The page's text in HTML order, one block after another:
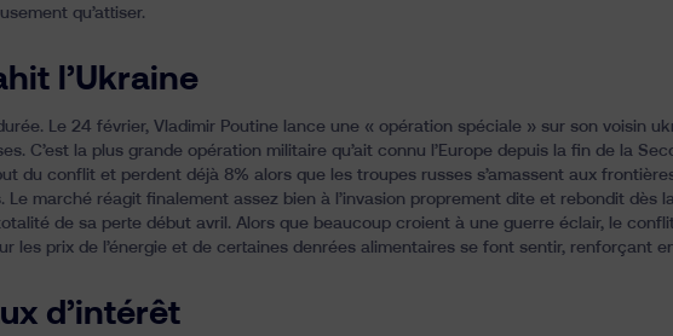
qu’attiser.
l’Ukraine
Le 24 février, Vladimir Poutine lance une « opération spéciale » sur son voisin
C’est la plus grande opération militaire qu’ait connu l’Europe depuis la fin de la
du conflit et perdent déjà 8% alors que les troupes russes s’amassent aux
Le marché réagit finalement assez bien à l’invasion proprement dite et rebondit dès
de sa perte début avril. Alors que beaucoup croient à une guerre éclair, le conflit
les prix de l’énergie et de certaines denrées alimentaires se font sentir, renforçant
d’intérêt